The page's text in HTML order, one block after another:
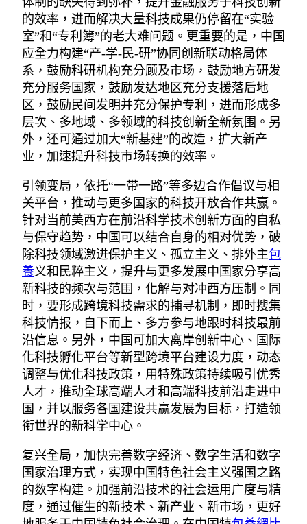
的效率，进而解决大量科技成果仍停留在“实验
室”和“专利簿”的老大难问题。更重要的是，中国
应全力构建“产-学-民-研”协同创新联动格局体
系，鼓励科研机构充分顾及市场，鼓励地方研发
充分服务国家，鼓励发达地区充分支援落后地
区，鼓励民间发明并充分保护专利，进而形成多
层次、多地域、多领域的科技创新全新氛围。另
外，还可通过加大“新基建”的改造，扩大新产
业，加速提升科技市场转换的效率。
引领变局，依托“一带一路”等多边合作倡议与相
关平台，推动与更多国家的科技开放合作共赢。
针对当前美西方在前沿科学技术创新方面的自私
与保守趋势，中国可以结合自身的相对优势，破
除科技领域激进保护主义、孤立主义、排外主包
養义和民粹主义，提升与更多发展中国家分享高
新科技的频次与范围，化解与对冲西方压制。同
时，要形成跨境科技需求的捕寻机制，即时搜集
科技情报，自下而上、多方参与地跟时科技最前
沿信息。另外，中国可加大离岸创新中心、国际
化科技孵化平台等新型跨境平台建设力度，动态
调整与优化科技政策，用特殊政策持续吸引优秀
人才，推动全球高端人才和高端科技前沿走进中
国，并以服务各国建设共赢发展为目标，打造领
衔世界的新科学中心。
复兴全局，加快完善数字经济、数字生活和数字
国家治理方式，实现中国特色社会主义强国之路
的数字构建。加强前沿技术的社会运用广度与精
度，通过催生的新技术、新产业、新市场，更好